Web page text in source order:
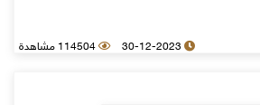
30-12-2023 114504 مشاهدة